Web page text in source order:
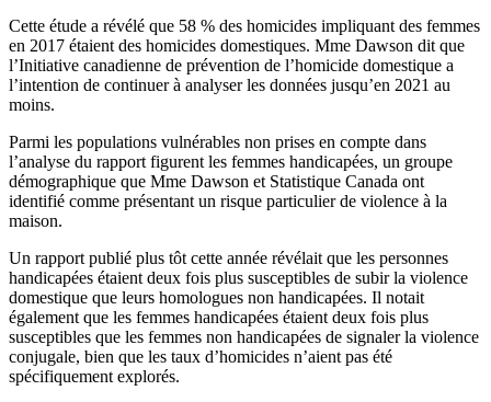
Cette étude a révélé que 58 % des homicides impliquant des femmes
en 2017 étaient des homicides domestiques. Mme Dawson dit que
l’Initiative canadienne de prévention de l’homicide domestique a
l’intention de continuer à analyser les données jusqu’en 2021 au
moins.
Parmi les populations vulnérables non prises en compte dans
l’analyse du rapport figurent les femmes handicapées, un groupe
démographique que Mme Dawson et Statistique Canada ont
identifié comme présentant un risque particulier de violence à la
maison.
Un rapport publié plus tôt cette année révélait que les personnes
handicapées étaient deux fois plus susceptibles de subir la violence
domestique que leurs homologues non handicapées. Il notait
également que les femmes handicapées étaient deux fois plus
susceptibles que les femmes non handicapées de signaler la violence
conjugale, bien que les taux d’homicides n’aient pas été
spécifiquement explorés.